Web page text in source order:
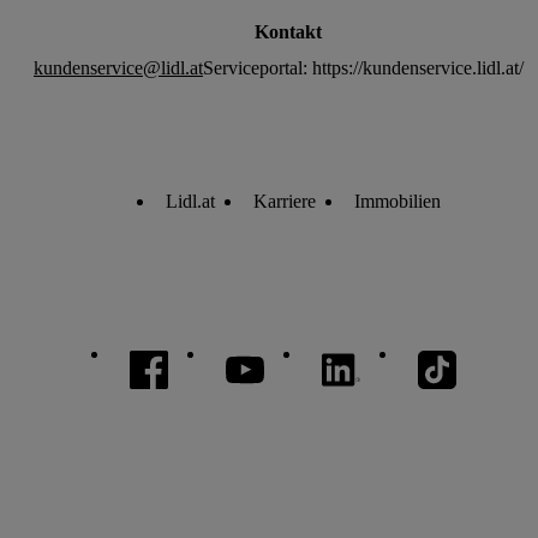
Kontakt
kundenservice@lidl.atServiceportal: https://kundenservice.lidl.at/
Lidl.at Karriere Immobilien